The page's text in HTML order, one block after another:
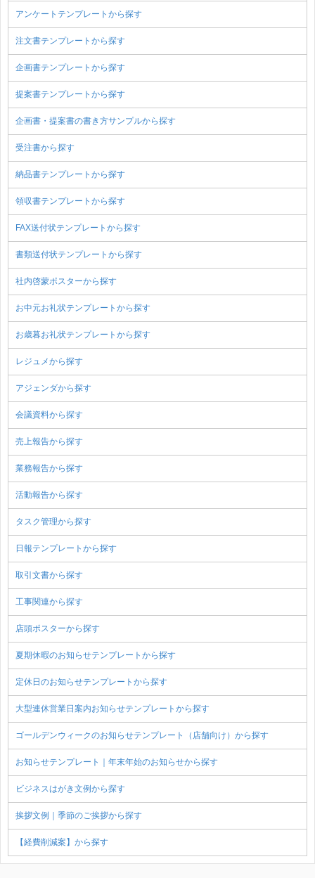
アンケートテンプレートから探す
注文書テンプレートから探す
企画書テンプレートから探す
提案書テンプレートから探す
企画書・提案書の書き方サンプルから探す
受注書から探す
納品書テンプレートから探す
領収書テンプレートから探す
FAX送付状テンプレートから探す
書類送付状テンプレートから探す
社内啓蒙ポスターから探す
お中元お礼状テンプレートから探す
お歳暮お礼状テンプレートから探す
レジュメから探す
アジェンダから探す
会議資料から探す
売上報告から探す
業務報告から探す
活動報告から探す
タスク管理から探す
日報テンプレートから探す
取引文書から探す
工事関連から探す
店頭ポスターから探す
夏期休暇のお知らせテンプレートから探す
定休日のお知らせテンプレートから探す
大型連休営業日案内お知らせテンプレートから探す
ゴールデンウィークのお知らせテンプレート（店舗向け）から探す
お知らせテンプレート｜年末年始のお知らせから探す
ビジネスはがき文例から探す
挨拶文例｜季節のご挨拶から探す
【経費削減案】から探す